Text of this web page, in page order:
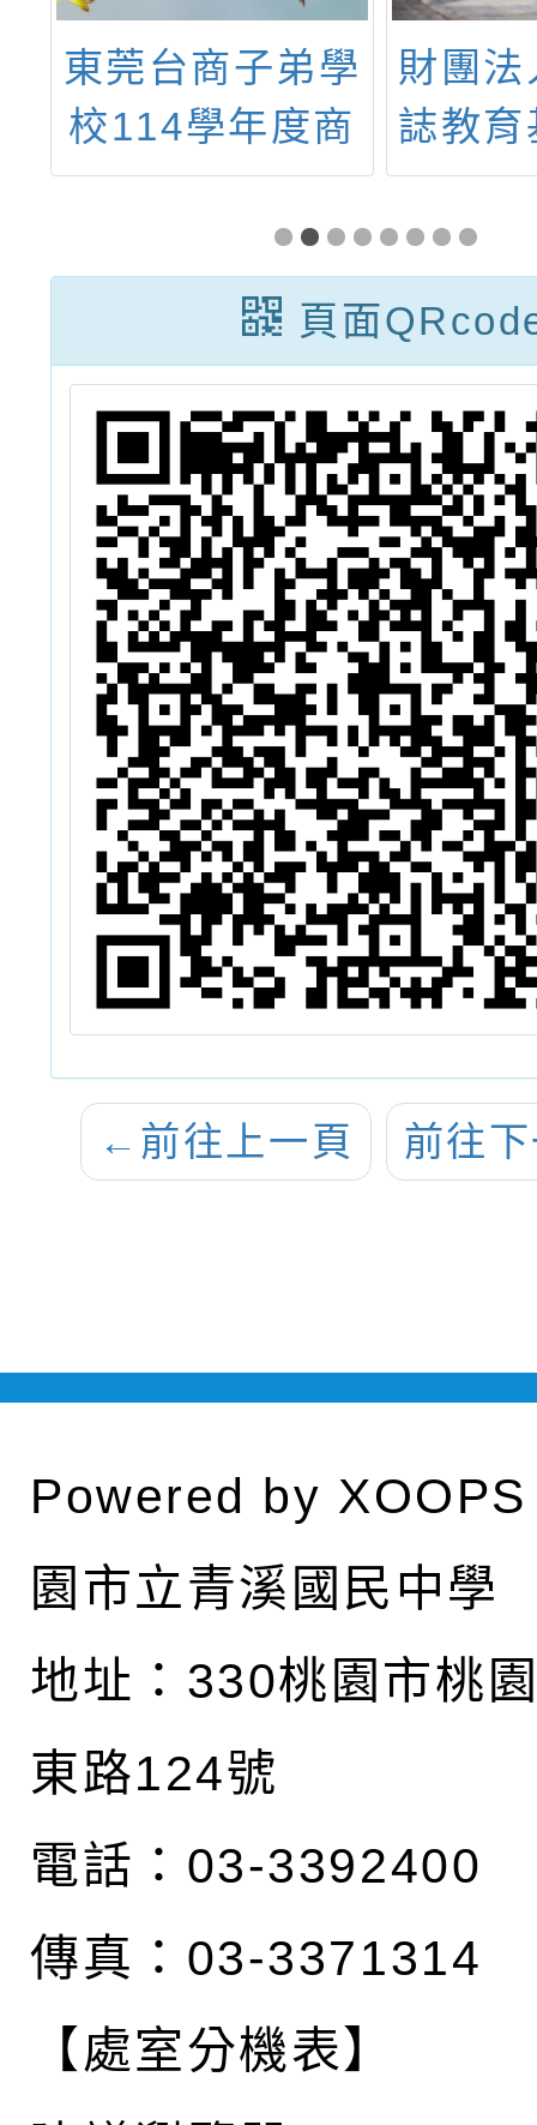
東莞台商子弟學
校114學年度商
借公立高級中等
以下學校教師簡
財團
誌教
《天
113年
「永
教案
頁面
← 前往上一頁 前往
Powered by XOOPS
園市立青溪國民中學
地址： 330桃園市桃
東路124號
電話：03-3392400
傳真：03-3371314
【處室分機表】